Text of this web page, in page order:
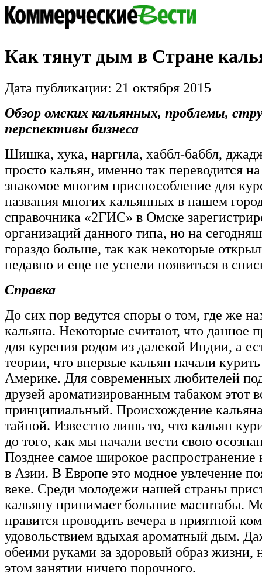
Как тянут дым в Стране
Дата публикации: 21 октября 2015
Обзор омских кальянных, проблемы,
перспективы бизнеса
Шишка, хука, наргила, хаббл-баббл,
просто кальян, именно так переводится
знакомое многим приспособление для
названия многих кальянных в нашем
справочника «2ГИС» в Омске
организаций данного типа, но на
гораздо больше, так как некоторые
недавно и еще не успели появиться в
Справка
До сих пор ведутся споры о том, где же
кальяна. Некоторые считают, что данное
для курения родом из далекой Индии, а
теории, что впервые кальян начали
Америке. Для современных любителей
друзей ароматизированным табаком этот
принципиальный. Происхождение
тайной. Известно лишь то, что кальян
до того, как мы начали вести свою
Позднее самое широкое распространение
в Азии. В Европе это модное увлечение
веке. Среди молодежи нашей страны
кальяну принимает большие масштабы.
нравится проводить вечера в приятной
удовольствием вдыхая ароматный дым.
обеими руками за здоровый образ жизни,
этом занятии ничего порочного.